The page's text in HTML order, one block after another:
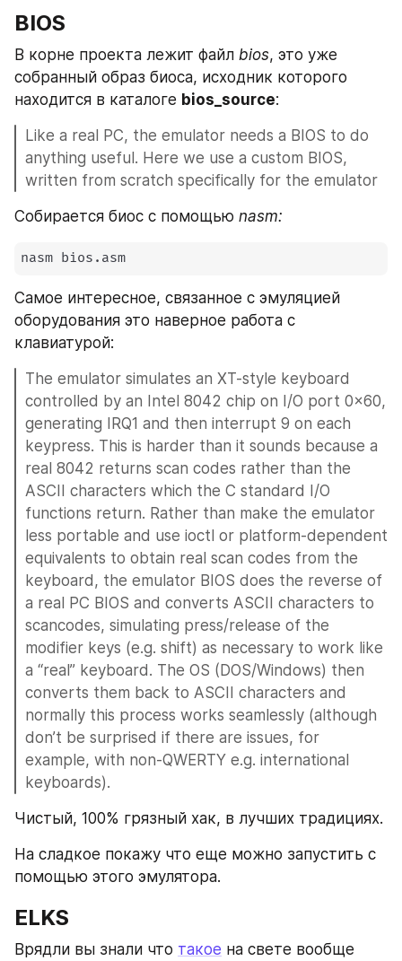
BIOS
В корне проекта лежит файл bios, это уже
собранный образ биоса, исходник которого
находится в каталоге bios_source:
Like a real PC, the emulator needs a BIOS to do
anything useful. Here we use a custom BIOS,
written from scratch specifically for the emulator
Собирается биос с помощью nasm:
nasm bios.asm
Самое интересное, связанное с эмуляцией
оборудования это наверное работа с
клавиатурой:
The emulator simulates an XT-style keyboard
controlled by an Intel 8042 chip on I/O port 0x60,
generating IRQ1 and then interrupt 9 on each
keypress. This is harder than it sounds because a
real 8042 returns scan codes rather than the
ASCII characters which the C standard I/O
functions return. Rather than make the emulator
less portable and use ioctl or platform-dependent
equivalents to obtain real scan codes from the
keyboard, the emulator BIOS does the reverse of
a real PC BIOS and converts ASCII characters to
scancodes, simulating press/release of the
modifier keys (e.g. shift) as necessary to work like
a “real” keyboard. The OS (DOS/Windows) then
converts them back to ASCII characters and
normally this process works seamlessly (although
don’t be surprised if there are issues, for
example, with non-QWERTY e.g. international
keyboards).
Чистый, 100% грязный хак, в лучших традициях.
На сладкое покажу что еще можно запустить c
помощью этого эмулятора.
ELKS
Врядли вы знали что такое на свете вообще